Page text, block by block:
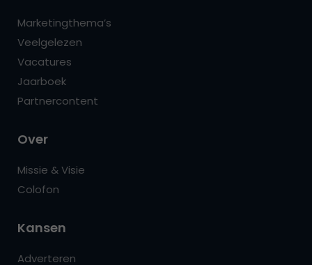
Marketingthema’s
Veelgelezen
Vacatures
Jaarboek
Partnercontent
Over
Missie & Visie
Colofon
Kansen
Adverteren